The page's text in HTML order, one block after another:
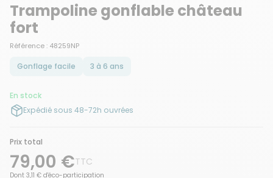
Trampoline gonflable château
fort
Référence : 48259NP
Gonflage facile 3 à 6 ans
En stock
Expédié sous 48-72h ouvrées
Prix total
79,00 €TTC
Dont 3,11 € d'éco-participation